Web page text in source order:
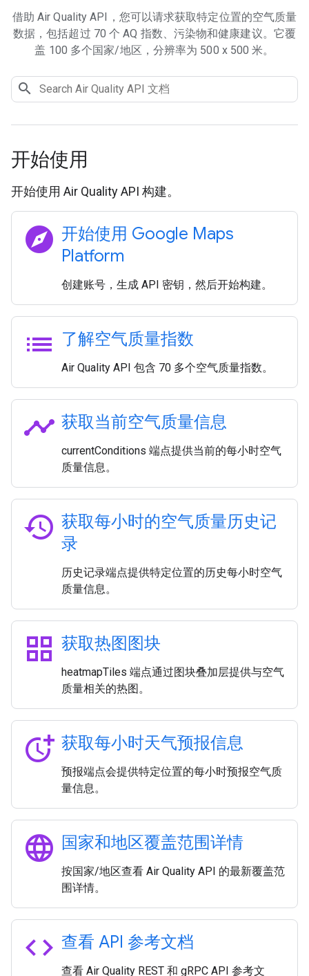
借助 Air Quality API，您可以请求获取特定位置的空气质量
数据，包括超过 70 个 AQ 指数、污染物和健康建议。它覆
盖 100 多个国家/地区，分辨率为 500 x 500 米。
开始使用
开始使用 Air Quality API 构建。
explore 开始使用 Google Maps
Platform
创建账号，生成 API 密钥，然后开始构建。
list 了解空气质量指数
Air Quality API 包含 70 多个空气质量指数。
timeline 获取当前空气质量信息
currentConditions 端点提供当前的每小时空气
质量信息。
history 获取每小时的空气质量历史记
录
历史记录端点提供特定位置的历史每小时空气
质量信息。
grid_view 获取热图图块
heatmapTiles 端点通过图块叠加层提供与空气
质量相关的热图。
more_time 获取每小时天气预报信息
预报端点会提供特定位置的每小时预报空气质
量信息。
language 国家和地区覆盖范围详情
按国家/地区查看 Air Quality API 的最新覆盖范
围详情。
code 查看 API 参考文档
查看 Air Quality REST 和 gRPC API 参考文